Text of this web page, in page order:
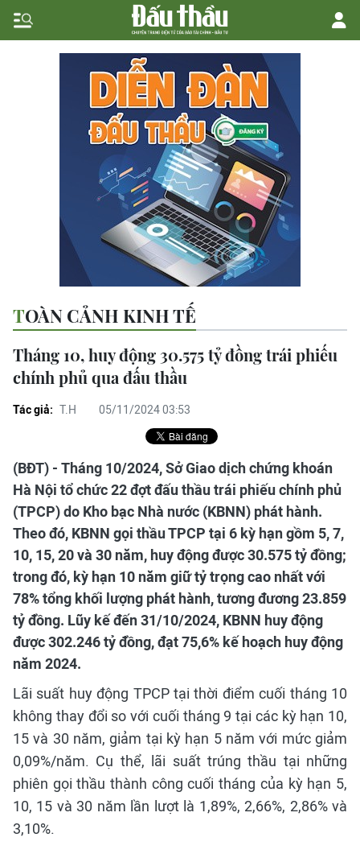
TOÀN CẢNH KINH TẾ
Tháng 10, huy động 30.575 tỷ đồng trái phiếu
chính phủ qua đấu thầu
Tác giả: T.H 05/11/2024 03:53
(BĐT) - Tháng 10/2024, Sở Giao dịch chứng khoán
Hà Nội tổ chức 22 đợt đấu thầu trái phiếu chính phủ
(TPCP) do Kho bạc Nhà nước (KBNN) phát hành.
Theo đó, KBNN gọi thầu TPCP tại 6 kỳ hạn gồm 5, 7,
10, 15, 20 và 30 năm, huy động được 30.575 tỷ đồng;
trong đó, kỳ hạn 10 năm giữ tỷ trọng cao nhất với
78% tổng khối lượng phát hành, tương đương 23.859
tỷ đồng. Lũy kế đến 31/10/2024, KBNN huy động
được 302.246 tỷ đồng, đạt 75,6% kế hoạch huy động
năm 2024.
Lãi suất huy động TPCP tại thời điểm cuối tháng 10
không thay đổi so với cuối tháng 9 tại các kỳ hạn 10,
15 và 30 năm, giảm tại kỳ hạn 5 năm với mức giảm
0,09%/năm. Cụ thể, lãi suất trúng thầu tại những
phiên gọi thầu thành công cuối tháng của kỳ hạn 5,
10, 15 và 30 năm lần lượt là 1,89%, 2,66%, 2,86% và
3,10%.